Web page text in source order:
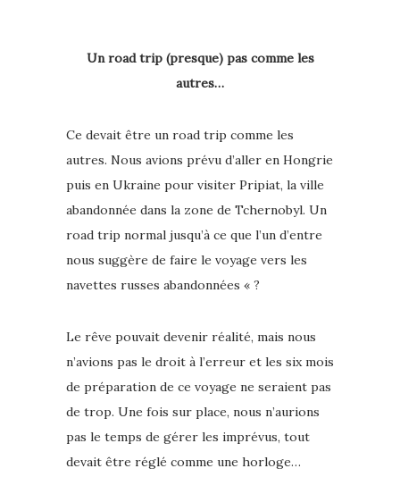
Un road trip (presque) pas comme les
autres…
Ce devait être un road trip comme les
autres. Nous avions prévu d’aller en Hongrie
puis en Ukraine pour visiter Pripiat, la ville
abandonnée dans la zone de Tchernobyl. Un
road trip normal jusqu’à ce que l’un d’entre
nous suggère de faire le voyage vers les
navettes russes abandonnées « ?
Le rêve pouvait devenir réalité, mais nous
n’avions pas le droit à l’erreur et les six mois
de préparation de ce voyage ne seraient pas
de trop. Une fois sur place, nous n’aurions
pas le temps de gérer les imprévus, tout
devait être réglé comme une horloge…